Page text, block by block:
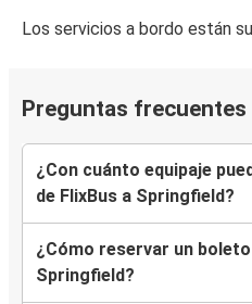
Los servicios a bordo están
Preguntas frecuentes
¿Con cuánto equipaje
de FlixBus a Springfield?
¿Cómo reservar un
Springfield?